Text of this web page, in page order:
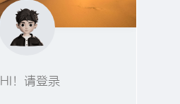
HI！请登录